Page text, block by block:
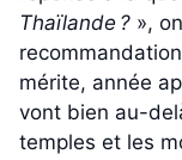
Thaïlande ? »,
mérite, année
vont bien au-
temples et les